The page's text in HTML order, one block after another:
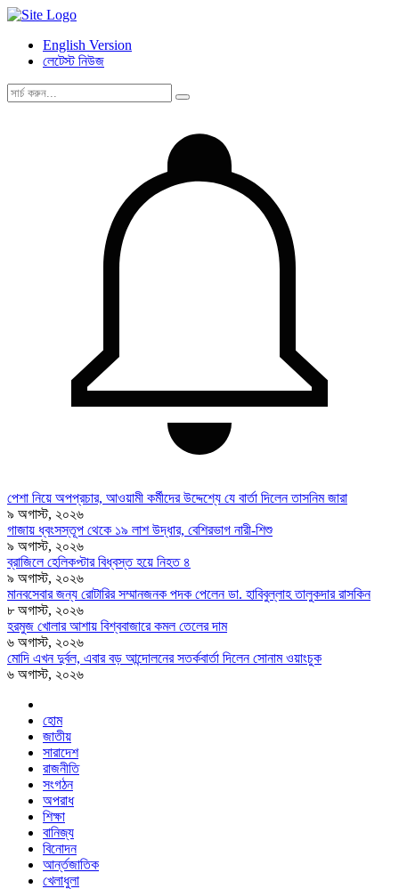
English Version
লেটেস্ট নিউজ
পেশা নিয়ে অপপ্রচার, আওয়ামী কর্মীদের উদ্দেশ্যে যে বার্তা দিলেন তাসনিম জারা
৯ অগাস্ট, ২০২৬
গাজায় ধ্বংসস্তূপ থেকে ১৯ লাশ উদ্ধার, বেশিরভাগ নারী-শিশু
৯ অগাস্ট, ২০২৬
ব্রাজিলে হেলিকপ্টার বিধ্বস্ত হয়ে নিহত ৪
৯ অগাস্ট, ২০২৬
মানবসেবার জন্য রোটারির সম্মানজনক পদক পেলেন ডা. হাবিবুল্লাহ তালুকদার রাসকিন
৮ অগাস্ট, ২০২৬
হরমুজ খোলার আশায় বিশ্ববাজারে কমল তেলের দাম
৬ অগাস্ট, ২০২৬
মোদি এখন দুর্বল, এবার বড় আন্দোলনের সতর্কবার্তা দিলেন সোনাম ওয়াংচুক
৬ অগাস্ট, ২০২৬
হোম
জাতীয়
সারাদেশ
রাজনীতি
সংগঠন
অপরাধ
শিক্ষা
বানিজ্য
বিনোদন
আর্ন্তজাতিক
খেলাধুলা